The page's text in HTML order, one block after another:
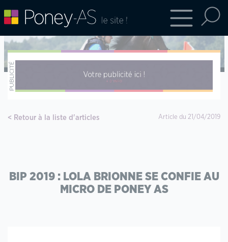
Retour à la liste d'articles Article du 21/04/2019
BIP 2019 : LOLA BRIONNE SE CONFIE AU
MICRO DE PONEY AS